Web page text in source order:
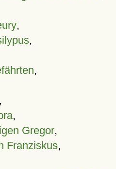
,
,
,
,
Gregor,
Franziskus,